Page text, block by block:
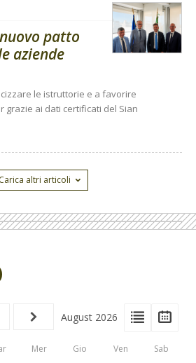
patto
aziende
le istruttorie e a favorire
grazie ai dati certificati del Sian
Carica altri articoli
View
List
August 2026
Mer Gio Ven Sab